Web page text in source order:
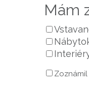
Mám
Zoznámil